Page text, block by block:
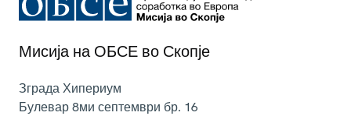
Мисија на ОБСЕ во Скопје
Зграда Хипериум
Булевар 8ми септември бр. 16